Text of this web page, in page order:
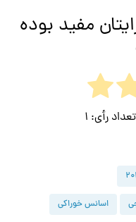
مفید بوده
1
اسانس خوراکی